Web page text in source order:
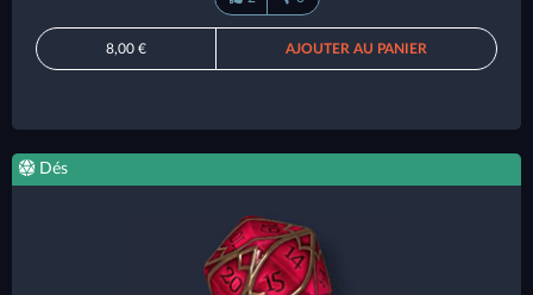
8,00 € AJOUTER AU PANIER
Dés